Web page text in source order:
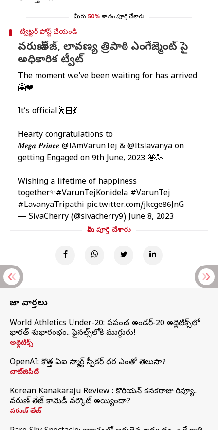
మీరు 50% శాతం పూర్తి చేశారు
ట్విట్టర్ పోస్ట్ చేయండి
వరుణ్ తేజ్, లావణ్య త్రిపాఠి ఎంగేజ్మెంట్ పై
అధికారిక ట్వీట్
The moment we've been waiting for has arrived
🤗❤️
It’s official🕺🏻💃
Hearty congratulations to
𝑴𝒆𝒈𝒂 𝑷𝒓𝒊𝒏𝒄𝒆 @IAmVarunTej & @Itslavanya on
getting Engaged on 9th June, 2023 🤩🥳
Wishing a lifetime of happiness
together✨#VarunTejKonidela #VarunTej
#LavanyaTripathi pic.twitter.com/jkcge86JnG
— SivaCherry (@sivacherry9)June 8, 2023
మీరు పూర్తి చేశారు
తాజా వార్తలు
World Athletics Under-20: ప్రపంచ అండర్-20 అథ్లెటిక్స్‌లో
భారత్‌ శుభారంభం.. ఫైనల్స్‌లోకి ముగ్గురు!
అథ్లెటిక్స్
OpenAI: కొత్త ఏఐ స్మార్ట్ స్పీకర్ ధర ఎంతో తెలుసా?
చాట్‌జీపీటీ
Korean Kanakaraju Review : కొరియన్ కనకరాజు రివ్యూ..
వరుణ్ తేజ్ కామెడీ వర్కౌట్ అయ్యిందా?
వరుణ్ తేజ్